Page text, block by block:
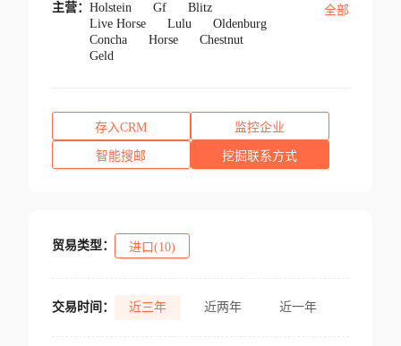
主营： Holstein Gf
Blitz
Live Horse
Lulu
Oldenburg
Concha
Horse
Chestnut
Geld
全部
存入CRM 监控企业
智能搜邮 挖掘联系方式
贸易类型： 进口(10)
交易时间： 近三年 近两年 近一年